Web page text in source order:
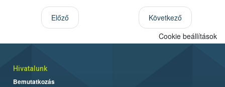
Előző
Következő
Cookie beállítások
Hivatalunk
Bemutatkozás